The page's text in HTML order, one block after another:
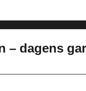
– dagens